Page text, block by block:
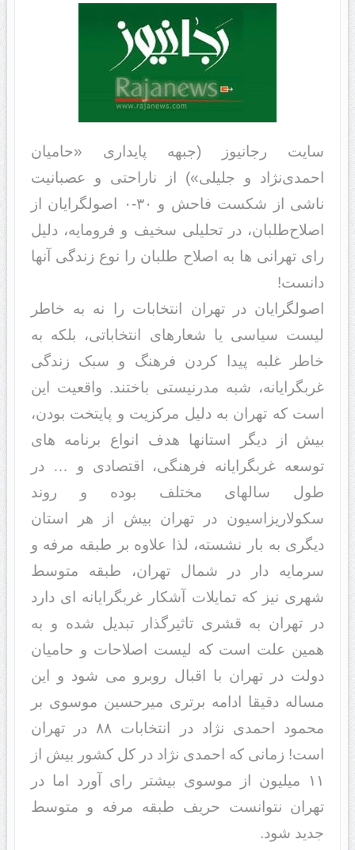
سایت رجانیوز (جبهه پایداری «حامیان
احمدی‌نژاد و جلیلی») از ناراحتی و عصبانیت
ناشی از شکست فاحش و ۳۰-۰ اصولگرایان از
اصلاح‌طلبان، در تحلیلی سخیف و فرومایه، دلیل
رای تهرانی ها به اصلاح طلبان را نوع زندگی آنها
دانست!
اصولگرایان در تهران انتخابات را نه به خاطر
لیست سیاسی یا شعارهای انتخاباتی، بلکه به
خاطر غلبه پیدا کردن فرهنگ و سبک زندگی
غربگرایانه، شبه مدرنیستی باختند. واقعیت این
است که تهران به دلیل مرکزیت و پایتخت بودن،
بیش از دیگر استانها هدف انواع برنامه های
توسعه غربگرایانه فرهنگی، اقتصادی و … در
طول سالهای مختلف بوده و روند
سکولاریزاسیون در تهران بیش از هر استان
دیگری به بار نشسته، لذا علاوه بر طبقه مرفه و
سرمایه دار در شمال تهران، طبقه متوسط
شهری نیز که تمایلات آشکار غربگرایانه ای دارد
در تهران به قشری تاثیرگذار تبدیل شده و به
همین علت است که لیست اصلاحات و حامیان
دولت در تهران با اقبال روبرو می شود و این
مساله دقیقا ادامه برتری میرحسین موسوی بر
محمود احمدی نژاد در انتخابات ۸۸ در تهران
است! زمانی که احمدی نژاد در کل کشور بیش از
۱۱ میلیون از موسوی بیشتر رای آورد اما در
تهران نتوانست حریف طبقه مرفه و متوسط
جدید شود.